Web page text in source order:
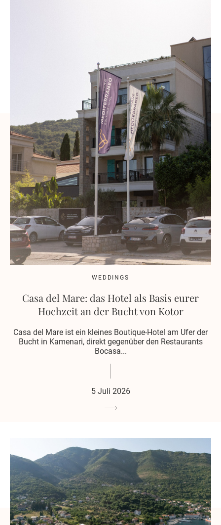
WEDDINGS
Casa del Mare: das Hotel als Basis eurer
Hochzeit an der Bucht von Kotor
Casa del Mare ist ein kleines Boutique-Hotel am Ufer der
Bucht in Kamenari, direkt gegenüber den Restaurants
Bocasa...
5 Juli 2026